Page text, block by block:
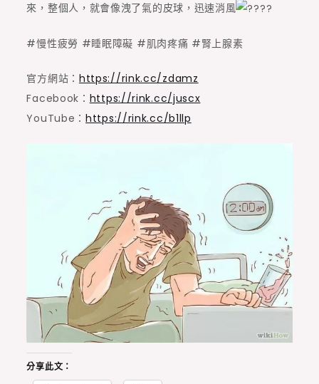
來，整個人，就會像洩了氣的皮球，迅速消風
#慢性疲勞 #睡眠障礙 #肌肉疼痛 #腎上腺素
官方網站： https://rink.cc/zdamz
Facebook： https://rink.cc/juscx
YouTube：https://rink.cc/b1llp
分享此文：